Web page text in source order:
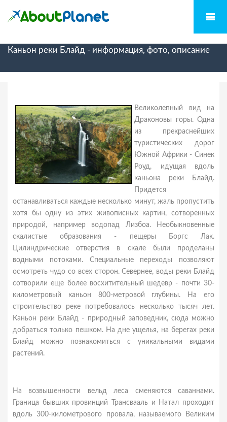
Каньон реки Блайд - информация, фото, описание
Великолепный вид на
Драконовы горы. Одна
из прекраснейших
туристических дорог
Южной Африки - Синек
Роуд, идущая вдоль
каньона реки Блайд.
Придется
останавливаться каждые несколько минут, жаль пропустить
хотя бы одну из этих живописных картин, сотворенных
природой, например водопад Лизбоа. Необыкновенные
скалистые образования - пещеры Боргс Лак.
Цилиндрические отверстия в скале были проделаны
водными потоками. Специальные переходы позволяют
осмотреть чудо со всех сторон. Севернее, воды реки Блайд
сотворили еще более восхитительный шедевр - почти 30-
километровый каньон 800-метровой глубины. На его
строительство реке потребовалось несколько тысяч лет.
Каньон реки Блайд - природный заповедник, сюда можно
добраться только пешком. На дне ущелья, на берегах реки
Блайд можно познакомиться с уникальными видами
растений.
На возвышенности вельд леса сменяются саваннами.
Граница бывших провинций Трансвааль и Натал проходит
вдоль 300-километрового провала, называемого Великим